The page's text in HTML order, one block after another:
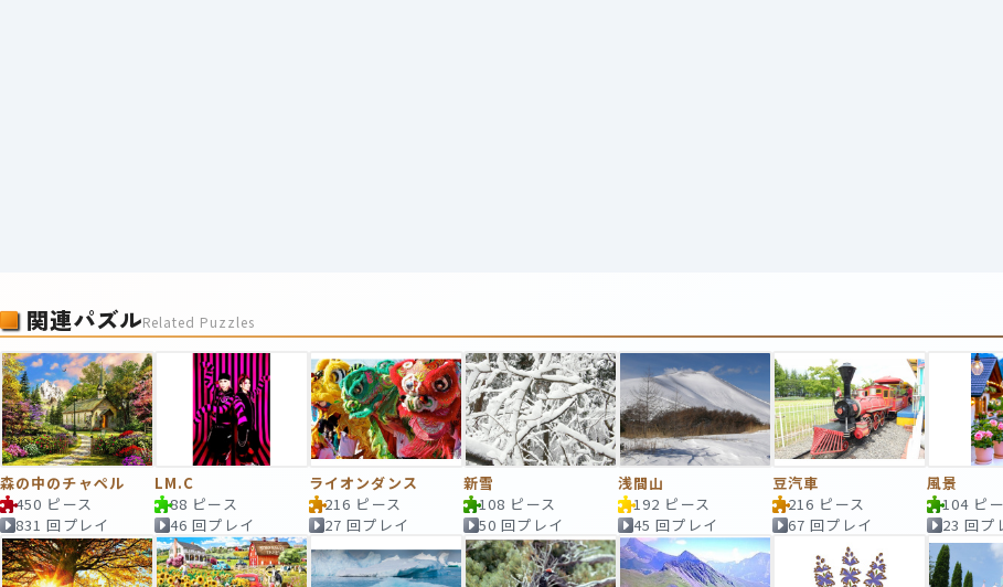
関連パズルRelated Puzzles
森の中のチャペル
450 ピース
831 回プレイ
LM.C
88 ピース
46 回プレイ
ライオンダンス
216 ピース
27 回プレイ
新雪
108 ピース
50 回プレイ
浅間山
192 ピース
45 回プレイ
豆汽車
216 ピース
67 回プレイ
風景
104 ピ
23 回プ